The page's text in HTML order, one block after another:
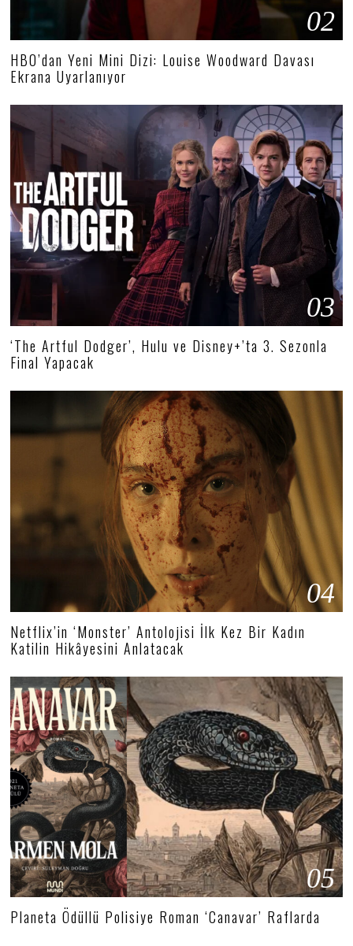
02
HBO’dan Yeni Mini Dizi: Louise Woodward Davası
Ekrana Uyarlanıyor
03
‘The Artful Dodger’, Hulu ve Disney+’ta 3. Sezonla
Final Yapacak
04
Netflix’in ‘Monster’ Antolojisi İlk Kez Bir Kadın
Katilin Hikâyesini Anlatacak
05
Planeta Ödüllü Polisiye Roman ‘Canavar’ Raflarda